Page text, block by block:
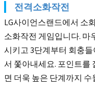
전격소화작전
LG사이언스랜드에서 소
소화작전 게임입니다. 마
시키고 3단계부터 회충
서 쫓아내세요. 포인트를
면 더욱 높은 단계까지